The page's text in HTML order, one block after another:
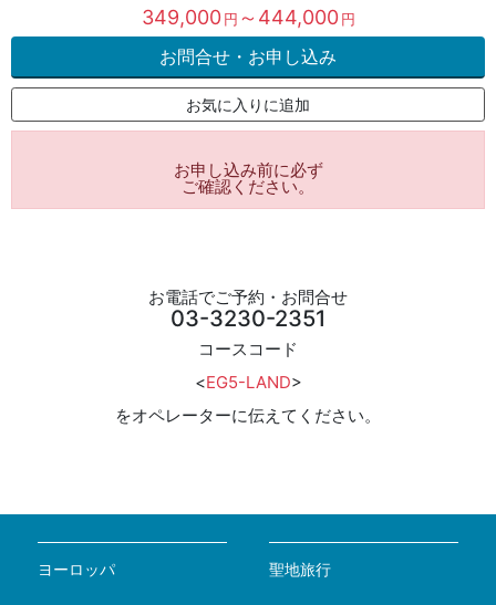
349,000 円 ～444,000 円
お問合せ・お申し込み
お気に入りに追加
お申し込み前に必ず
ご確認ください。
お電話でご予約・お問合せ
03-3230-2351
コースコード
<EG5-LAND>
をオペレーターに伝えてください。
ヨーロッパ 聖地旅行